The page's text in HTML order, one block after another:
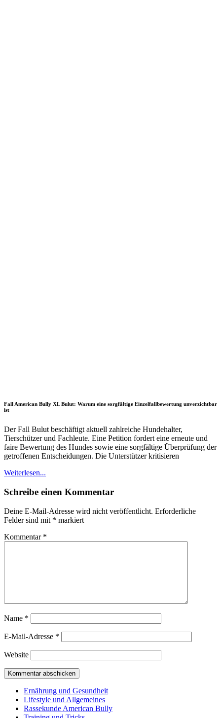
Fall American Bully XL Bulut: Warum eine sorgfältige Einzelfallbewertung unverzichtbar
ist
Der Fall Bulut beschäftigt aktuell zahlreiche Hundehalter,
Tierschützer und Fachleute. Eine Petition fordert eine erneute und
faire Bewertung des Hundes sowie eine sorgfältige Überprüfung der
getroffenen Entscheidungen. Die Unterstützer kritisieren
Weiterlesen...
Schreibe einen Kommentar
Deine E-Mail-Adresse wird nicht veröffentlicht. Erforderliche
Felder sind mit * markiert
Kommentar *
Name *
E-Mail-Adresse *
Website
Ernährung und Gesundheit
Lifestyle und Allgemeines
Rassekunde American Bully